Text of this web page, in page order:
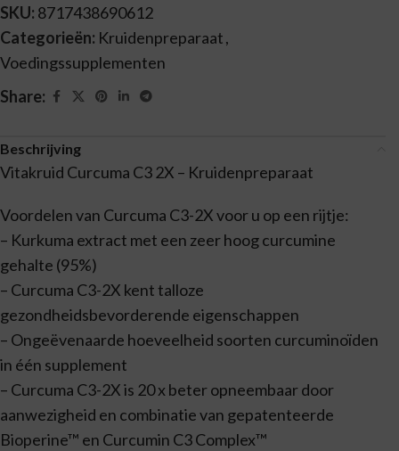
SKU: 8717438690612
Categorieën: Kruidenpreparaat,
Voedingssupplementen
Share:
Beschrijving
Vitakruid Curcuma C3 2X – Kruidenpreparaat
Voordelen van Curcuma C3-2X voor u op een rijtje:
– Kurkuma extract met een zeer hoog curcumine
gehalte (95%)
– Curcuma C3-2X kent talloze
gezondheidsbevorderende eigenschappen
– Ongeëvenaarde hoeveelheid soorten curcuminoïden
in één supplement
– Curcuma C3-2X is 20 x beter opneembaar door
aanwezigheid en combinatie van gepatenteerde
Bioperine™ en Curcumin C3 Complex™